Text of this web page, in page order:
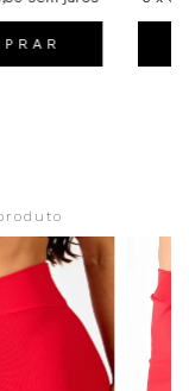
P R A R